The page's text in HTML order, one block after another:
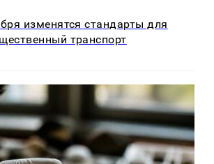
изменятся стандарты для
транспорт